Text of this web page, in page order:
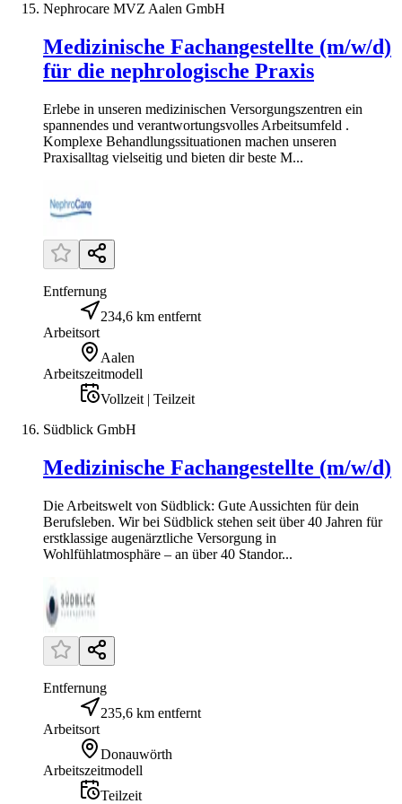
Nephrocare MVZ Aalen GmbH
Medizinische Fachangestellte (m/w/d)
für die nephrologische Praxis
Erlebe in unseren medizinischen Versorgungszentren ein
spannendes und verantwortungsvolles Arbeitsumfeld .
Komplexe Behandlungssituationen machen unseren
Praxisalltag vielseitig und bieten dir beste M...
Entfernung
234,6 km entfernt
Arbeitsort
Aalen
Arbeitszeitmodell
Vollzeit | Teilzeit
Südblick GmbH
Medizinische Fachangestellte (m/w/d)
Die Arbeitswelt von Südblick: Gute Aussichten für dein
Berufsleben. Wir bei Südblick stehen seit über 40 Jahren für
erstklassige augenärztliche Versorgung in
Wohlfühlatmosphäre – an über 40 Standor...
Entfernung
235,6 km entfernt
Arbeitsort
Donauwörth
Arbeitszeitmodell
Teilzeit